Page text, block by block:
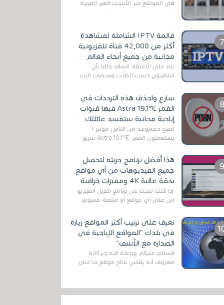
هي المواقع عبر الأنترنت الغير العربية
التي تقدم خدمة تحميل الأفلام على
قائمة IPTV الشاملة لمشاهدة
أكثر من 42,000 قناة تلفزيونية
مجانية من جميع أنحاء العالم
بناءً على الاعتقاد السائد حاليًا بأن
التلفزيون حسب الطلب ومنصات البث
سارع واحذف هذه الترددات في
القمر Astra 19.1°E فبها قنوات
إباحية مجانية ستفسد عائلتك
أصبح مجموعة من الناس مؤخر ا
يستعملون القمر Astra 19.1°E شرق
وذلك بسبب أن هذا الأخير يتوفرعلى
قنوات مميزة جدا تنقل العديد من البرامج
اله...
هذا أفضل برنامج جربته لتحميل
جميع الفيديوهات من أي مواقع
بدقة عالية 4K ومميزات خرافية
إذا كنت تبحث عن برنامج لتنزيل الفيديو
من على أي موقع أو منصة، فسوف
الخاصة بالبرامج والتطبيقات في هذا
المج...
تعرف على ترتيب أكثر المواقع زيارة
في بلدك "المواقع الإباحية في
الصدارة مع الأسف"
السلام عليكم ورحمة الله وبركاته
معروف أنه يقاس نجاح موقع ما على
في...